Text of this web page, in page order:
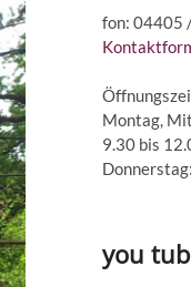
fon: 04405
Montag,
9.30 bis
you